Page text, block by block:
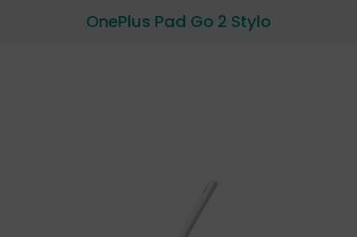
OnePlus Pad Go 2 Stylo